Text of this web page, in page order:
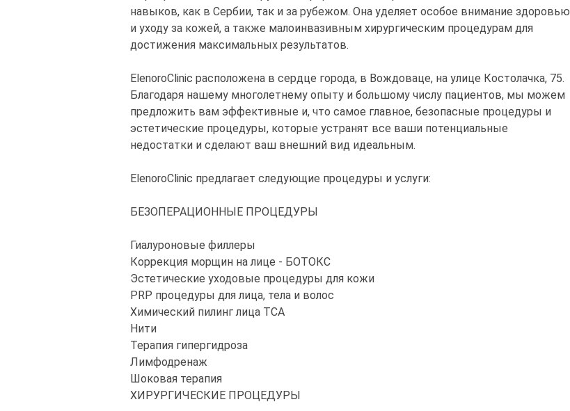
навыков, как в Сербии, так и за рубежом. Она уделяет особое внимание здоровью
и уходу за кожей, а также малоинвазивным хирургическим процедурам для
достижения максимальных результатов.
ElenoroClinic расположена в сердце города, в Вождоваце, на улице Костолачка, 75.
Благодаря нашему многолетнему опыту и большому числу пациентов, мы можем
предложить вам эффективные и, что самое главное, безопасные процедуры и
эстетические процедуры, которые устранят все ваши потенциальные
недостатки и сделают ваш внешний вид идеальным.
ElenoroClinic предлагает следующие процедуры и услуги:
БЕЗОПЕРАЦИОННЫЕ ПРОЦЕДУРЫ
Гиалуроновые филлеры
Коррекция морщин на лице - БОТОКС
Эстетические уходовые процедуры для кожи
PRP процедуры для лица, тела и волос
Химический пилинг лица TCA
Нити
Терапия гипергидроза
Лимфодренаж
Шоковая терапия
ХИРУРГИЧЕСКИЕ ПРОЦЕДУРЫ